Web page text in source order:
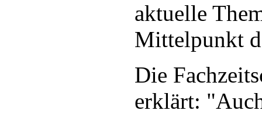
aktuelle
Mittelpunkt
Die
erklärt: